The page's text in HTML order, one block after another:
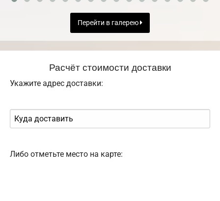
Перейти в галерею
Расчёт стоимости доставки
Укажите адрес доставки:
Либо отметьте место на карте: